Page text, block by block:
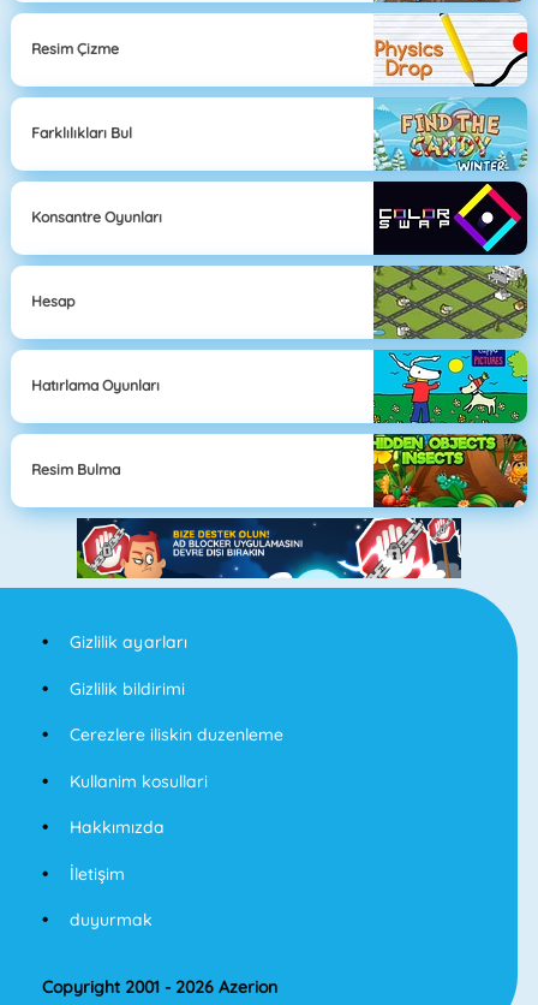
Resim Çizme
Farklılıkları Bul
Konsantre Oyunları
Hesap
Hatırlama Oyunları
Resim Bulma
Gizlilik ayarları
Gizlilik bildirimi
Cerezlere iliskin duzenleme
Kullanim kosullari
Hakkımızda
İletişim
duyurmak
Copyright 2001 - 2026 Azerion